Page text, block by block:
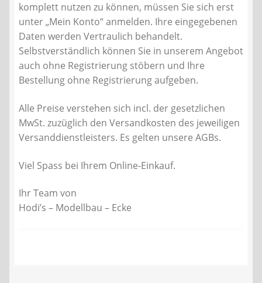
Impressum
komplett nutzen zu können, müssen Sie sich erst
unter „Mein Konto“ anmelden. Ihre eingegebenen
Daten werden Vertraulich behandelt.
Selbstverständlich können Sie in unserem Angebot
auch ohne Registrierung stöbern und Ihre
Bestellung ohne Registrierung aufgeben.
Alle Preise verstehen sich incl. der gesetzlichen
MwSt. zuzüglich den Versandkosten des jeweiligen
Versanddienstleisters. Es gelten unsere AGBs.
Viel Spass bei Ihrem Online-Einkauf.
Ihr Team von
Hodi’s – Modellbau – Ecke